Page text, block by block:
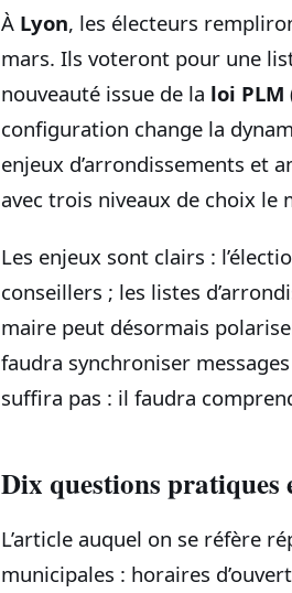
À Lyon, les électeurs
mars. Ils voteront pour une
nouveauté issue de la loi PLM
configuration change la
enjeux d’arrondissements et
avec trois niveaux de choix le
Les enjeux sont clairs :
conseillers ; les listes
maire peut désormais
faudra synchroniser
suffira pas : il faudra
Dix questions pratiques
L’article auquel on se réfère
municipales : horaires